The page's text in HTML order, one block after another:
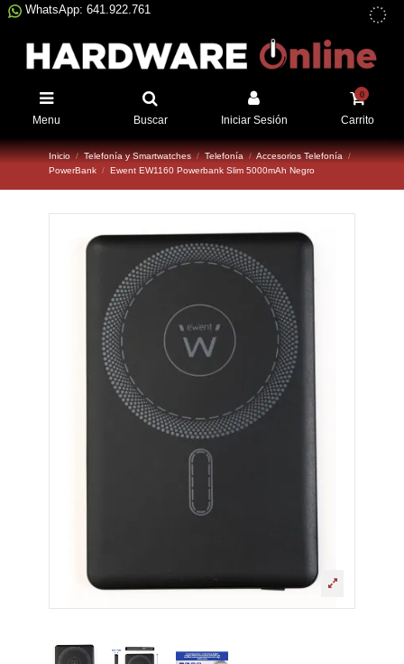
WhatsApp: 641.922.761
Menu Buscar Iniciar Sesión
0
Carrito
Inicio Telefonía y Smartwatches Telefonía
Accesorios Telefonía
PowerBank
Ewent EW1160 Powerbank Slim 5000mAh Negro